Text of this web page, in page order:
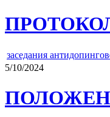
заседания
5/10/2024